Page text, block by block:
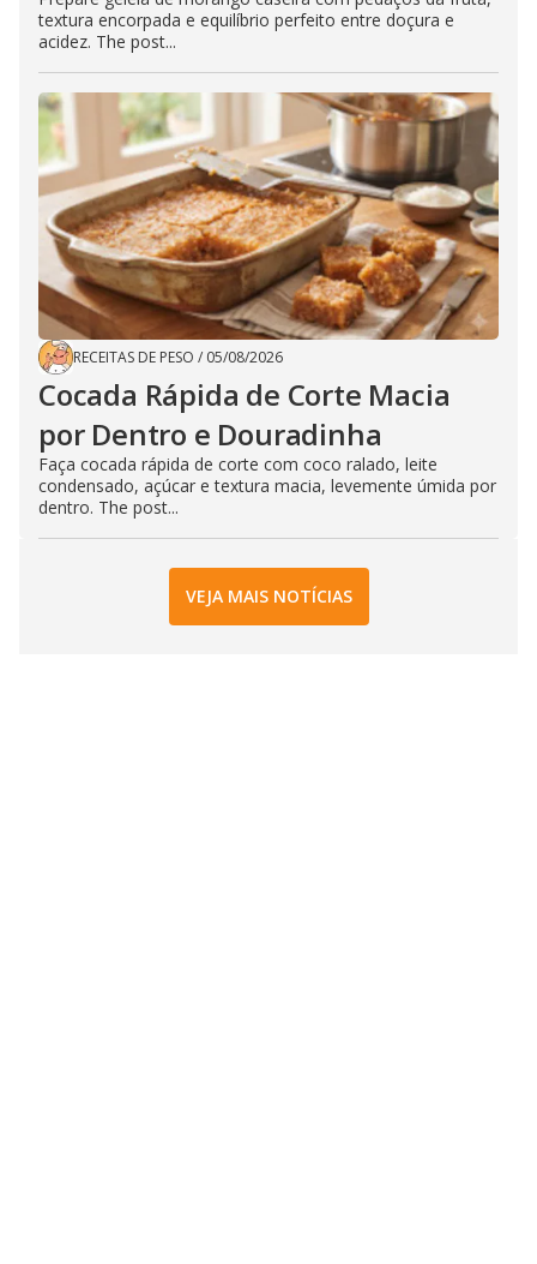
textura encorpada e equilíbrio perfeito entre doçura e
acidez. The post...
RECEITAS DE PESO / 05/08/2026
Cocada Rápida de Corte Macia
por Dentro e Douradinha
Faça cocada rápida de corte com coco ralado, leite
condensado, açúcar e textura macia, levemente úmida por
dentro. The post...
VEJA MAIS NOTÍCIAS